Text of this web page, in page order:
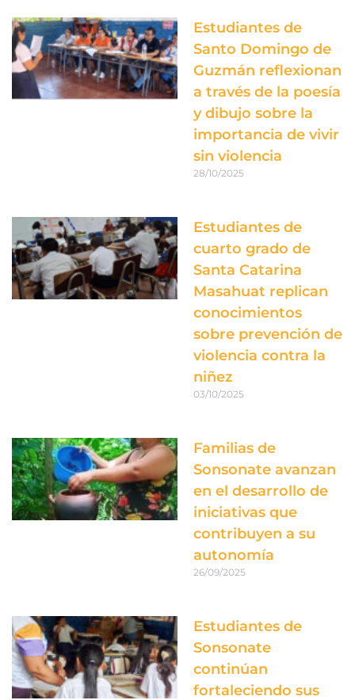
Estudiantes de
Santo Domingo de
Guzmán reflexionan
a través de la poesía
y dibujo sobre la
importancia de vivir
sin violencia
28/10/2025
Estudiantes de
cuarto grado de
Santa Catarina
Masahuat replican
conocimientos
sobre prevención de
violencia contra la
niñez
03/10/2025
Familias de
Sonsonate avanzan
en el desarrollo de
iniciativas que
contribuyen a su
autonomía
26/09/2025
Estudiantes de
Sonsonate
continúan
fortaleciendo sus